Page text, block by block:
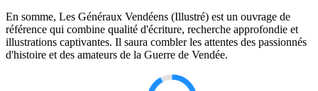
En somme, Les Généraux Vendéens (Illustré) est un ouvrage de
référence qui combine qualité d'écriture, recherche approfondie et
illustrations captivantes. Il saura combler les attentes des passionnés
d'histoire et des amateurs de la Guerre de Vendée.